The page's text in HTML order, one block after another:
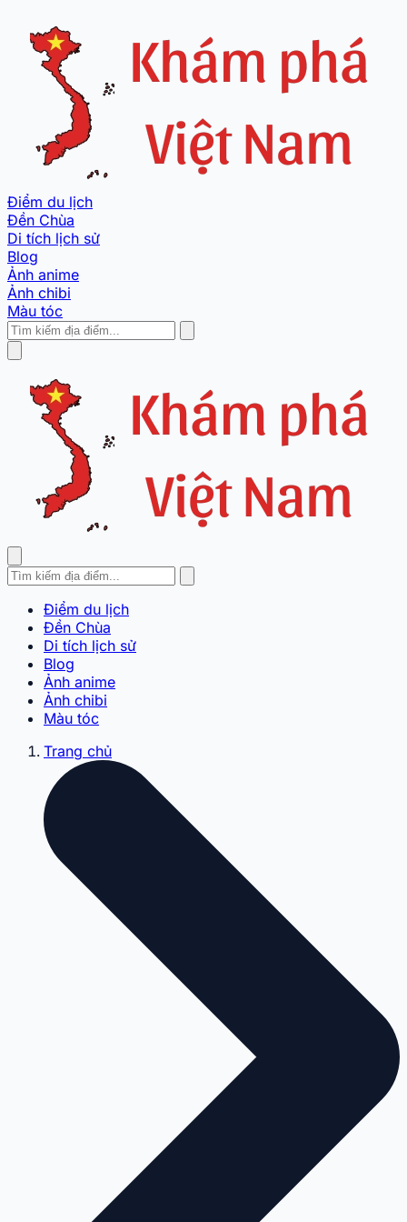
Điểm du lịch
Đền Chùa
Di tích lịch sử
Blog
Ảnh anime
Ảnh chibi
Màu tóc
Điểm du lịch
Đền Chùa
Di tích lịch sử
Blog
Ảnh anime
Ảnh chibi
Màu tóc
Trang chủ